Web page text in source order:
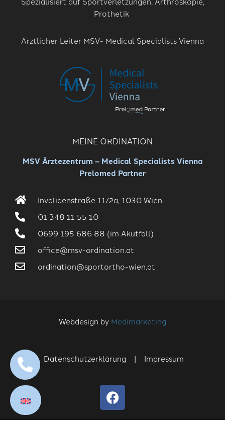
Prothetik
Ärztlicher Leiter MSV- Medical Specialists Vienna
MEINE ORDINATION
MSV Ärztezentrum – Medical Specialists Vienna
Prelomed Partner
Invalidenstraße 11/2a, 1030 Wien
01 348 11 55 10
0699 195 686 88 (im Akutfall)
office@msv-ordination.at
ordination@sportortho-wien.at
Webdesign by Medimarketing
Datenschutzerklärung | Impressum